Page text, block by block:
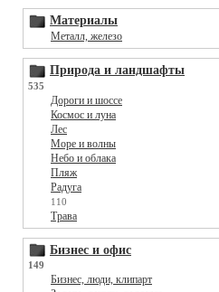
Материалы
Металл, железо
Природа и ландшафты
535
Дороги и шоссе
Космос и луна
Лес
Море и волны
Небо и облака
Пляж
Радуга
110
Трава
Бизнес и офис
149
Бизнес, люди, клипарт